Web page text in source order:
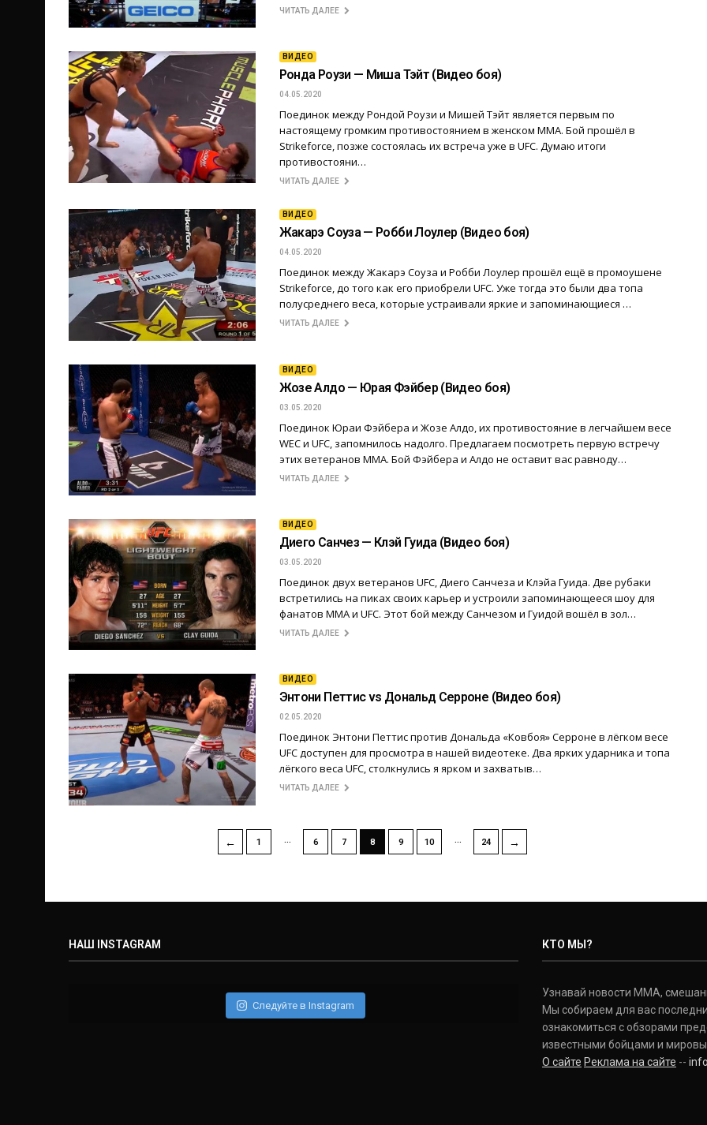
ЧИТАТЬ ДАЛЕЕ
ВИДЕО
Ронда Роузи — Миша Тэйт (Видео боя)
04.05.2020
Поединок между Рондой Роузи и Мишей Тэйт является первым по
настоящему громким противостоянием в женском ММА. Бой прошёл в
Strikeforce, позже состоялась их встреча уже в UFC. Думаю итоги
противостояни…
ЧИТАТЬ ДАЛЕЕ
ВИДЕО
Жакарэ Соуза — Робби Лоулер (Видео боя)
04.05.2020
Поединок между Жакарэ Соуза и Робби Лоулер прошёл ещё в промоушене
Strikeforce, до того как его приобрели UFC. Уже тогда это были два топа
полусреднего веса, которые устраивали яркие и запоминающиеся …
ЧИТАТЬ ДАЛЕЕ
ВИДЕО
Жозе Алдо — Юрая Фэйбер (Видео боя)
03.05.2020
Поединок Юраи Фэйбера и Жозе Алдо, их противостояние в легчайшем весе
WEC и UFC, запомнилось надолго. Предлагаем посмотреть первую встречу
этих ветеранов ММА. Бой Фэйбера и Алдо не оставит вас равноду…
ЧИТАТЬ ДАЛЕЕ
ВИДЕО
Диего Санчез — Клэй Гуида (Видео боя)
03.05.2020
Поединок двух ветеранов UFC, Диего Санчеза и Клэйа Гуида. Две рубаки
встретились на пиках своих карьер и устроили запоминающееся шоу для
фанатов ММА и UFC. Этот бой между Санчезом и Гуидой вошёл в зол…
ЧИТАТЬ ДАЛЕЕ
ВИДЕО
Энтони Петтис vs Дональд Серроне (Видео боя)
02.05.2020
Поединок Энтони Петтис против Дональда «Ковбоя» Серроне в лёгком весе
UFC доступен для просмотра в нашей видеотеке. Два ярких ударника и топа
лёгкого веса UFC, столкнулись я ярком и захватыв…
ЧИТАТЬ ДАЛЕЕ
← 1 … 6 7 8 9 10 … 24 →
НАШ INSTAGRAM
Следуйте в Instagram
КТО МЫ?
Узнавай новости ММА,
Мы собираем для вас
ознакомиться с обзорами
известными бойцами и
О сайте Реклама на сайте --